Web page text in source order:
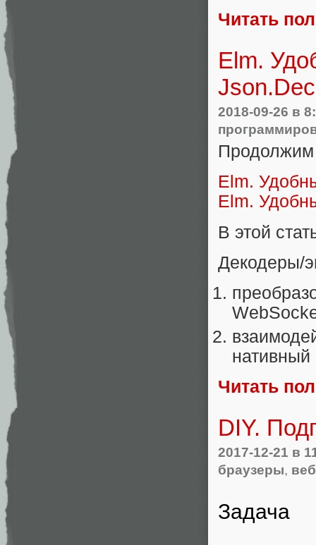
Читать
Elm.
2018-09-26 в
Продолжим
Elm.
Elm.
В этой
Декодеры/
нативный
Читать
DIY.
2017-12-21 в
браузеры,
Задача